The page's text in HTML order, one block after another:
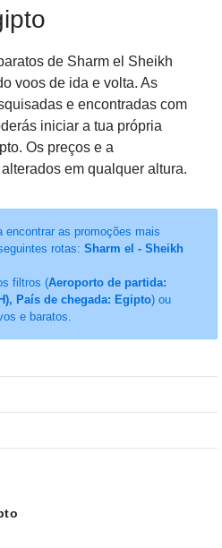
de Sharm el Sheikh
voos de ida e volta. As
e encontradas com
iniciar a tua própria
Os preços e a
em qualquer altura.
encontrar as promoções mais
rotas: Sharm el - Sheikh
filtros (Aeroporto de partida:
País de chegada: Egipto) ou
e baratos.